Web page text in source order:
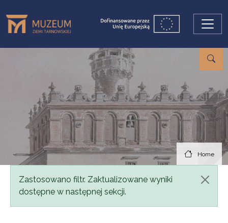
Home
Status message
Zastosowano filtr. Zaktualizowane wyniki
dostępne w następnej sekcji.